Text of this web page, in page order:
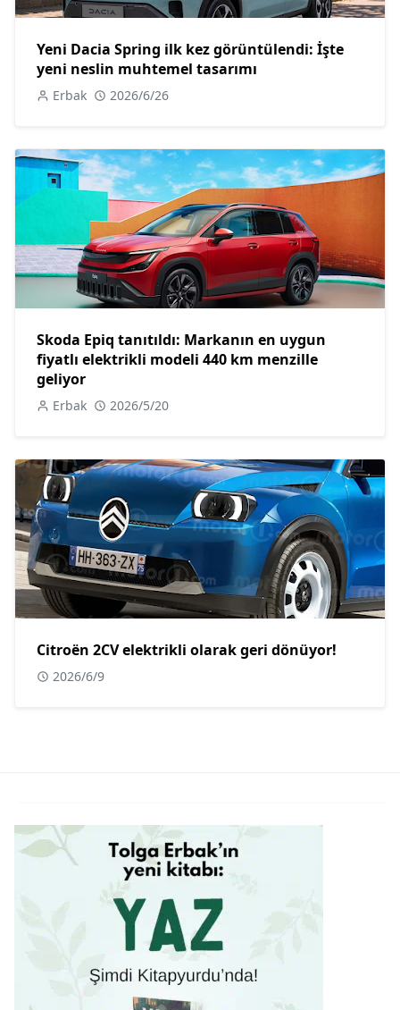
Yeni Dacia Spring ilk kez görüntülendi: İşte
yeni neslin muhtemel tasarımı
Erbak 2026/6/26
Skoda Epiq tanıtıldı: Markanın en uygun
fiyatlı elektrikli modeli 440 km menzille
geliyor
Erbak 2026/5/20
Citroën 2CV elektrikli olarak geri dönüyor!
2026/6/9